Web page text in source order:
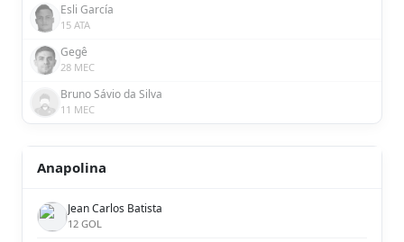
Esli García
15 ATA
Gegê
28 MEC
Bruno Sávio da Silva
11 MEC
Anapolina
Jean Carlos Batista
12 GOL